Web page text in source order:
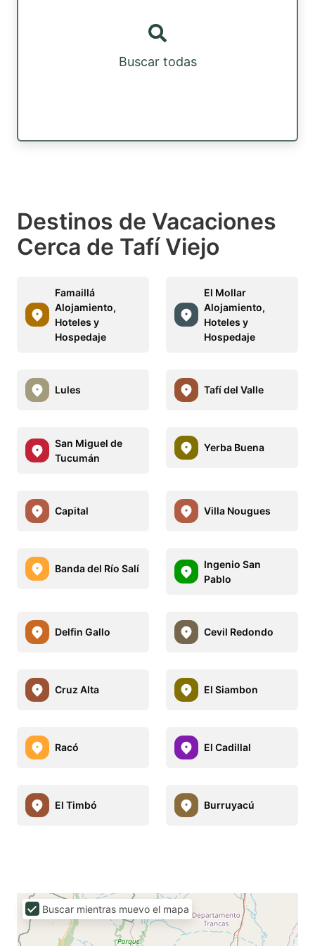
Buscar todas
Destinos de Vacaciones
Cerca de Tafí Viejo
Famaillá
Alojamiento,
Hoteles y
Hospedaje
El Mollar
Alojamiento,
Hoteles y
Hospedaje
Lules Tafí del Valle
San Miguel de
Tucumán
Yerba Buena
Capital Villa Nougues
Banda del Río Salí
Ingenio San
Pablo
Delfin Gallo Cevil Redondo
Cruz Alta El Siambon
Racó El Cadillal
El Timbó Burruyacú
Buscar mientras muevo el mapa